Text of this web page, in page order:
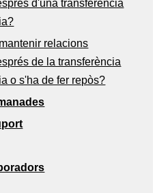
d'una transferència
relacions
de la transferència
o s'ha de fer repòs?